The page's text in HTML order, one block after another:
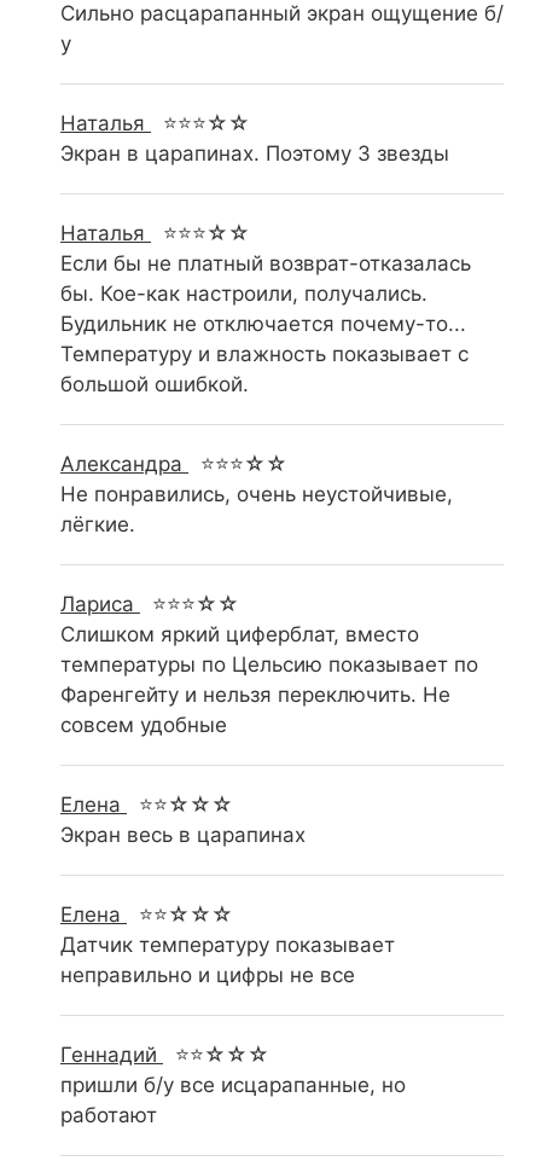
Сильно расцарапанный экран ощущение б/
у
Наталья
⭐⭐⭐☆☆
Экран в царапинах. Поэтому 3 звезды
Наталья
⭐⭐⭐☆☆
Если бы не платный возврат-отказалась
бы. Кое-как настроили, получались.
Будильник не отключается почему-то...
Температуру и влажность показывает с
большой ошибкой.
Александра
⭐⭐⭐☆☆
Не понравились, очень неустойчивые,
лёгкие.
Лариса
⭐⭐⭐☆☆
Слишком яркий циферблат, вместо
температуры по Цельсию показывает по
Фаренгейту и нельзя переключить. Не
совсем удобные
Елена
⭐⭐☆☆☆
Экран весь в царапинах
Елена
⭐⭐☆☆☆
Датчик температуру показывает
неправильно и цифры не все
Геннадий
⭐⭐☆☆☆
пришли б/у все исцарапанные, но
работают